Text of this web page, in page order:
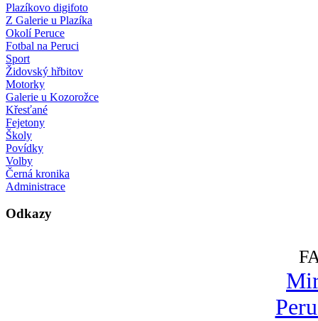
Plazíkovo digifoto
Z Galerie u Plazíka
Okolí Peruce
Fotbal na Peruci
Sport
Židovský hřbitov
Motorky
Galerie u Kozorožce
Křesťané
Fejetony
Školy
Povídky
Volby
Černá kronika
Administrace
Odkazy